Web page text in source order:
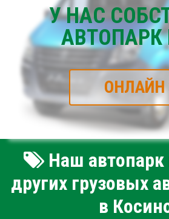
У НАС
АВТОПАРК
ОНЛАЙН
Наш автопарк
других грузовых
в